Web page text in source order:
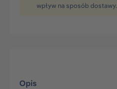
wpływ na sposób dostawy.
Opis